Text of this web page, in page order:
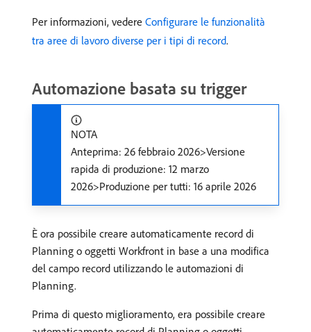
Per informazioni, vedere Configurare le funzionalità
tra aree di lavoro diverse per i tipi di record.
Automazione basata su trigger
NOTA
Anteprima: 26 febbraio 2026>Versione
rapida di produzione: 12 marzo
2026>Produzione per tutti: 16 aprile 2026
È ora possibile creare automaticamente record di
Planning o oggetti Workfront in base a una modifica
del campo record utilizzando le automazioni di
Planning.
Prima di questo miglioramento, era possibile creare